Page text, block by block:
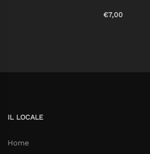
€7,00
IL LOCALE
Home